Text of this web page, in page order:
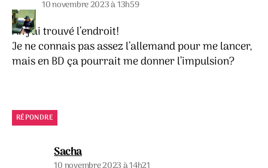
10 novembre 2023 à 13h59
Ah j’ai trouvé l’endroit!
Je ne connais pas assez l’allemand pour me lancer,
mais en BD ça pourrait me donner l’impulsion?
RÉPONDRE
Sachadit :